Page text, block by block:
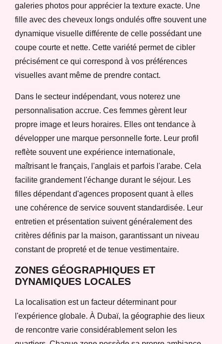
galeries photos pour apprécier la texture exacte. Une
fille avec des cheveux longs ondulés offre souvent une
dynamique visuelle différente de celle possédant une
coupe courte et nette. Cette variété permet de cibler
précisément ce qui correspond à vos préférences
visuelles avant même de prendre contact.
Dans le secteur indépendant, vous noterez une
personnalisation accrue. Ces femmes gèrent leur
propre image et leurs horaires. Elles ont tendance à
développer une marque personnelle forte. Leur profil
reflète souvent une expérience internationale,
maîtrisant le français, l'anglais et parfois l'arabe. Cela
facilite grandement l'échange durant le séjour. Les
filles dépendant d'agences proposent quant à elles
une cohérence de service souvent standardisée. Leur
entretien et présentation suivent généralement des
critères définis par la maison, garantissant un niveau
constant de propreté et de tenue vestimentaire.
ZONES GÉOGRAPHIQUES ET
DYNAMIQUES LOCALES
La localisation est un facteur déterminant pour
l'expérience globale. À Dubaï, la géographie des lieux
de rencontre varie considérablement selon les